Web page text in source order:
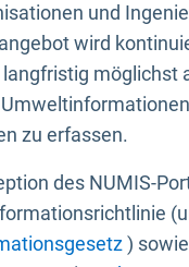
und
wird
möglichst
zu erfassen.
des NUMIS-
)